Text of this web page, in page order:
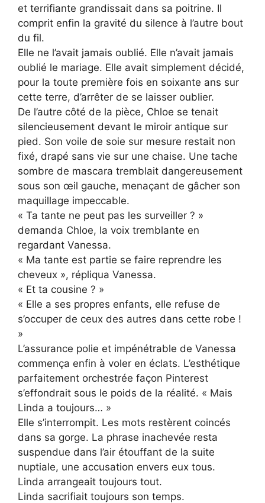
et terrifiante grandissait dans sa poitrine. Il
comprit enfin la gravité du silence à l’autre bout
du fil.
Elle ne l’avait jamais oublié. Elle n’avait jamais
oublié le mariage. Elle avait simplement décidé,
pour la toute première fois en soixante ans sur
cette terre, d’arrêter de se laisser oublier.
De l’autre côté de la pièce, Chloe se tenait
silencieusement devant le miroir antique sur
pied. Son voile de soie sur mesure restait non
fixé, drapé sans vie sur une chaise. Une tache
sombre de mascara tremblait dangereusement
sous son œil gauche, menaçant de gâcher son
maquillage impeccable.
« Ta tante ne peut pas les surveiller ? »
demanda Chloe, la voix tremblante en
regardant Vanessa.
« Ma tante est partie se faire reprendre les
cheveux », répliqua Vanessa.
« Et ta cousine ? »
« Elle a ses propres enfants, elle refuse de
s’occuper de ceux des autres dans cette robe !
»
L’assurance polie et impénétrable de Vanessa
commença enfin à voler en éclats. L’esthétique
parfaitement orchestrée façon Pinterest
s’effondrait sous le poids de la réalité. « Mais
Linda a toujours… »
Elle s’interrompit. Les mots restèrent coincés
dans sa gorge. La phrase inachevée resta
suspendue dans l’air étouffant de la suite
nuptiale, une accusation envers eux tous.
Linda arrangeait toujours tout.
Linda sacrifiait toujours son temps.